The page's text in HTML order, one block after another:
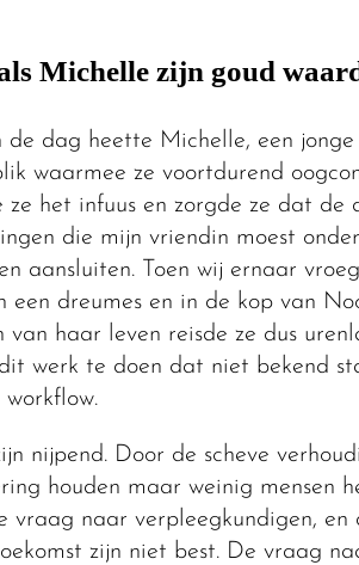
Michelle zijn goud
de dag heette Michelle, een
waarmee ze voortdurend
het infuus en zorgde ze dat de
die mijn vriendin moest
aansluiten. Toen wij ernaar
een dreumes en in de kop van
van haar leven reisde ze dus
werk te doen dat niet bekend
nijpend. Door de scheve
houden maar weinig mensen
vraag naar verpleegkundigen, en
zijn niet best. De vraag